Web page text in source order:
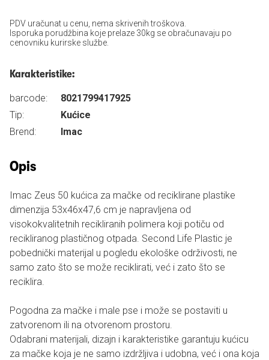
PDV uračunat u cenu, nema skrivenih troškova.
Isporuka porudžbina koje prelaze 30kg se obračunavaju po
cenovniku kurirske službe.
Karakteristike:
barcode:
8021799417925
Tip:
Kućice
Brend:
Imac
Opis
Imac Zeus 50 kućica za mačke od reciklirane plastike
dimenzija 53x46x47,6 cm je napravljena od
visokokvalitetnih recikliranih polimera koji potiču od
recikliranog plastičnog otpada. Second Life Plastic je
pobednički materijal u pogledu ekološke održivosti, ne
samo zato što se može reciklirati, već i zato što se
reciklira.
Pogodna za mačke i male pse i može se postaviti u
zatvorenom ili na otvorenom prostoru.
Odabrani materijali, dizajn i karakteristike garantuju kućicu
za mačke koja je ne samo izdržljiva i udobna, već i ona koja